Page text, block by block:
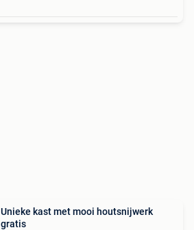
Unieke kast met mooi houtsnijwerk
gratis